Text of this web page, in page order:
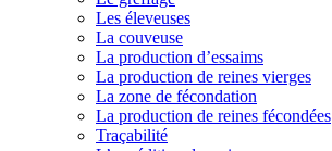
Les éleveuses
La couveuse
La production d’essaims
La production de reines vierges
La zone de fécondation
La production de reines fécondées
Traçabilité